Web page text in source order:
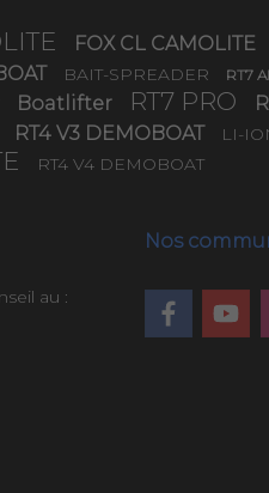
FOX CL CAMOLITE
BAIT-SPREADER RT7
Boatlifter RT7 PRO
RT4 V3 DEMOBOAT LI-
RT4 V4 DEMOBOAT
au :
Nos